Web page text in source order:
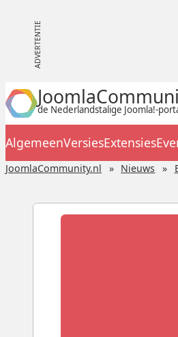
de Nederlandstalige Joomla!-
AlgemeenVersiesExtensies
JoomlaCommunity.nl Nieuws